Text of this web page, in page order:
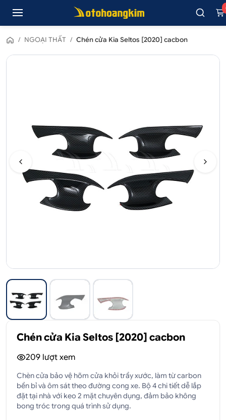
/ NGOẠI THẤT / Chén cửa Kia Seltos [2020] cacbon
Chén cửa Kia Seltos [2020] cacbon
209 lượt xem
Chèn cửa bảo vệ hõm cửa khỏi trầy xước, làm từ carbon
bền bỉ và ôm sát theo đường cong xe. Bộ 4 chi tiết dễ lắp
đặt tại nhà với keo 2 mặt chuyên dụng, đảm bảo không
bong tróc trong quá trình sử dụng.